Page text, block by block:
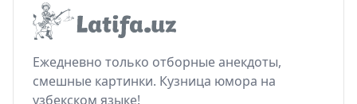
Ежедневно только отборные анекдоты,
смешные картинки. Кузница юмора на
узбекском языке!